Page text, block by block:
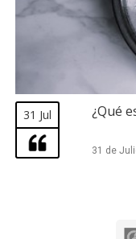
31 Jul ¿Qué
31 de